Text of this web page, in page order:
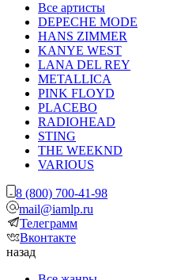
Все артисты
DEPECHE MODE
HANS ZIMMER
KANYE WEST
LANA DEL REY
METALLICA
PINK FLOYD
PLACEBO
RADIOHEAD
STING
THE WEEKND
VARIOUS
8 (800) 700-41-98
mail@iamlp.ru
Телеграмм
Вконтакте
назад